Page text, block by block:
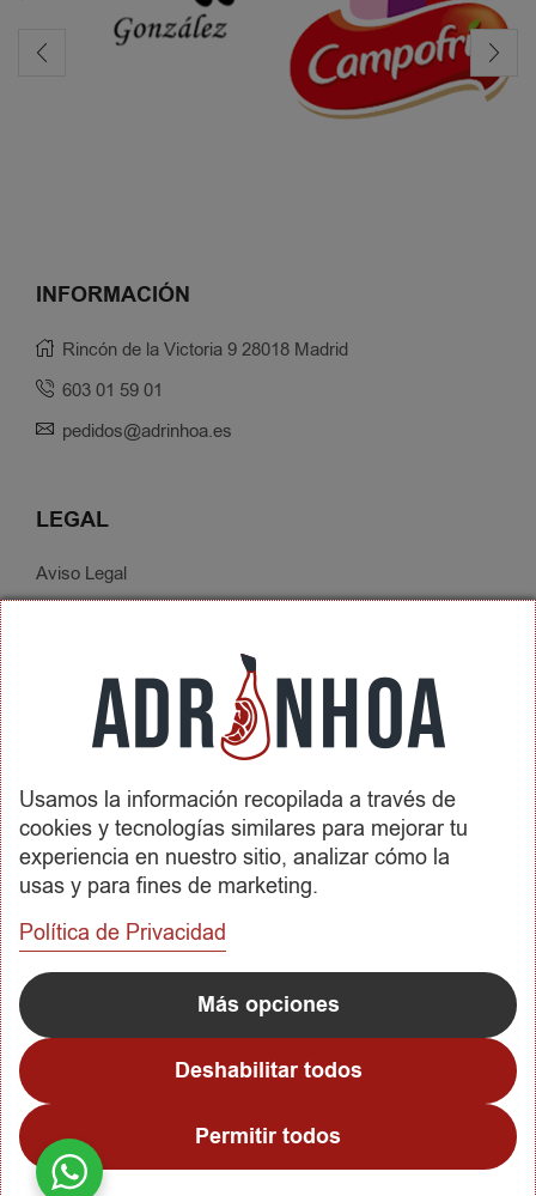
INFORMACIÓN
Rincón de la Victoria 9 28018 Madrid
603 01 59 01
pedidos@adrinhoa.es
LEGAL
Aviso Legal
Condiciones de Contratación
Envíos y Devoluciones
SOBRE ADRINHOA
Conócenos
Contactar
REDES SOCIALES
METODOS DE PAGO
Copyright © 2023Adrinhoa
Usamos la información recopilada a través de
cookies y tecnologías similares para mejorar tu
experiencia en nuestro sitio, analizar cómo la
usas y para fines de marketing.
Política de Privacidad
Más opciones
Deshabilitar todos
Permitir todos